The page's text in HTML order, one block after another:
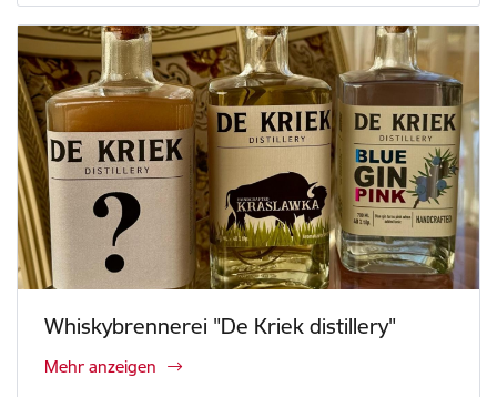
Whiskybrennerei "De Kriek distillery"
Mehr anzeigen